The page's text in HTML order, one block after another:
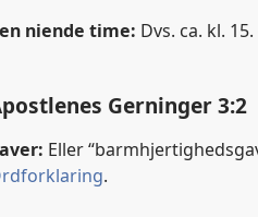
niende time: Dvs. ca. kl. 15.
Gerninger 3:2
Eller
.